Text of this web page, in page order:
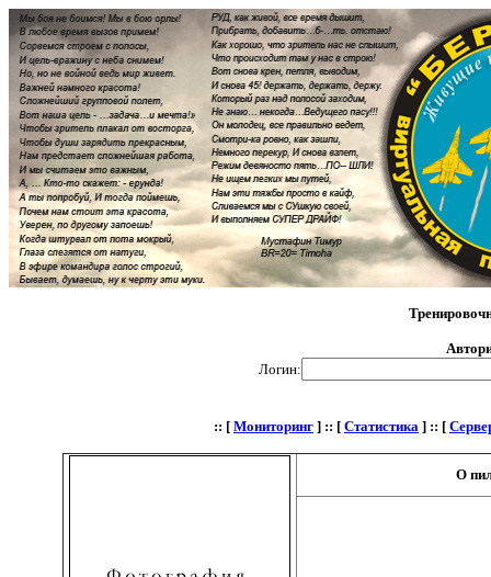
Логин:
:: [ Мониторинг ] :: [ Статистика ] :: [
О